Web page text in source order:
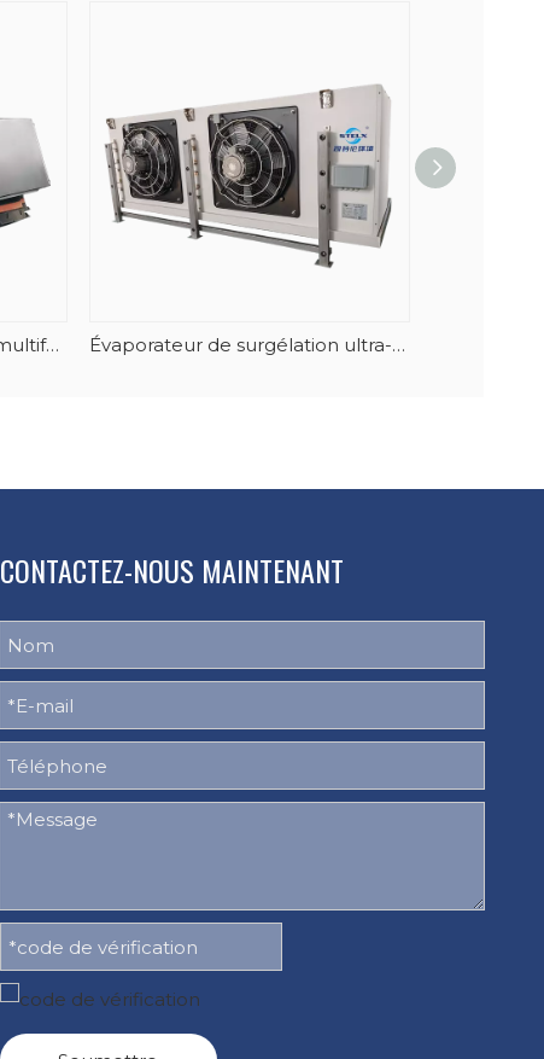
Refroidisseur d'air cubique multifonction à flux d'air vertical, boîtier 304 de haute qualité Évaporateur de surgélation ultra-basse température à haute efficacité pour le thon
CONTACTEZ-NOUS MAINTENANT